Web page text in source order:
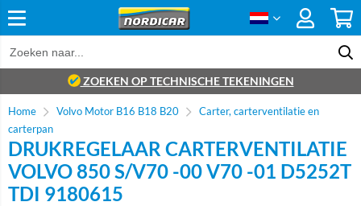
ZOEKEN OP TECHNISCHE TEKENINGEN
Home Volvo Motor B16 B18 B20
Carter, carterventilatie en
carterpan
DRUKREGELAAR CARTERVENTILATIE
VOLVO 850 S/V70 -00 V70 -01 D5252T
TDI 9180615